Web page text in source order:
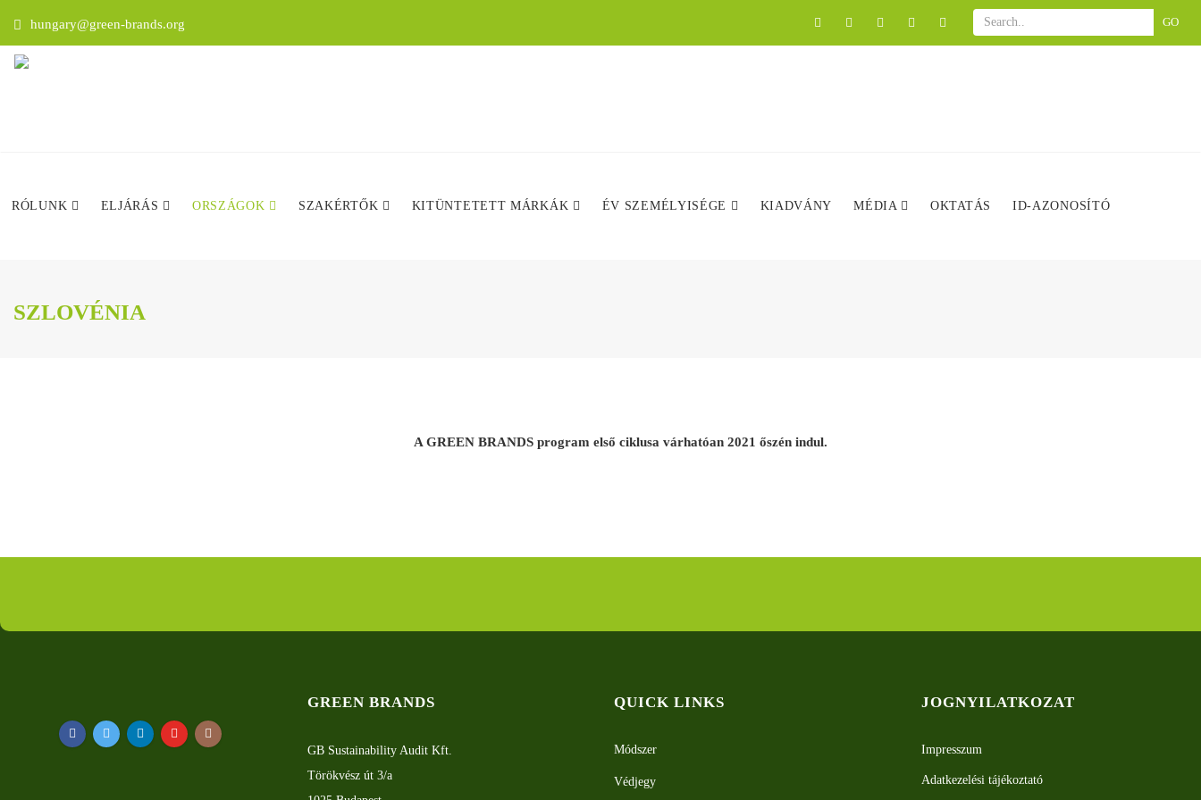
hungary@green-brands.org GO
RÓLUNK ELJÁRÁS ORSZÁGOK SZAKÉRTŐK KITÜNTETETT MÁRKÁK ÉV SZEMÉLYISÉGE KIADVÁNY MÉDIA OKTATÁS ID-AZONOSÍTÓ
SZLOVÉNIA
A GREEN BRANDS program első ciklusa várhatóan 2021 őszén indul.
GREEN BRANDS
GB Sustainability Audit Kft.
Törökvész út 3/a
QUICK LINKS
Módszer
Védjegy
JOGNYILATKOZAT
Impresszum
Adatkezelési tájékoztató